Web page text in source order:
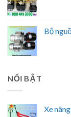
Bộ
NỔI BẬT
Xe